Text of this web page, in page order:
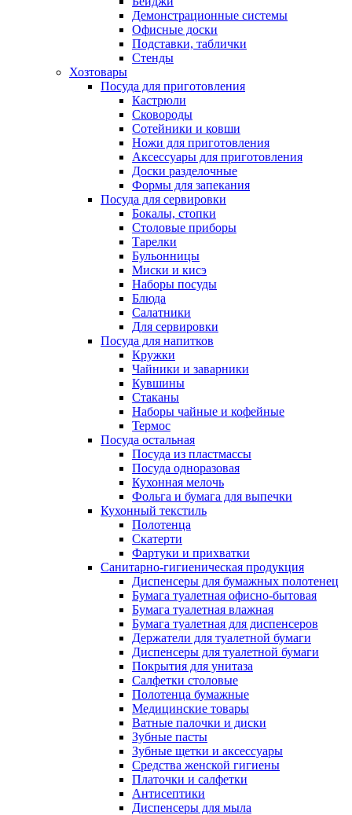
Демонстрационные системы
Офисные доски
Подставки, таблички
Стенды
Хозтовары
Посуда для приготовления
Кастрюли
Сковороды
Сотейники и ковши
Ножи для приготовления
Аксессуары для приготовления
Доски разделочные
Формы для запекания
Посуда для сервировки
Бокалы, стопки
Столовые приборы
Тарелки
Бульонницы
Миски и кисэ
Наборы посуды
Блюда
Салатники
Для сервировки
Посуда для напитков
Кружки
Чайники и заварники
Кувшины
Стаканы
Наборы чайные и кофейные
Термос
Посуда остальная
Посуда из пластмассы
Посуда одноразовая
Кухонная мелочь
Фольга и бумага для выпечки
Кухонный текстиль
Полотенца
Скатерти
Фартуки и прихватки
Санитарно-гигиеническая продукция
Диспенсеры для бумажных полотенец
Бумага туалетная офисно-бытовая
Бумага туалетная влажная
Бумага туалетная для диспенсеров
Держатели для туалетной бумаги
Диспенсеры для туалетной бумаги
Покрытия для унитаза
Салфетки столовые
Полотенца бумажные
Медицинские товары
Ватные палочки и диски
Зубные пасты
Зубные щетки и аксессуары
Средства женской гигиены
Платочки и салфетки
Антисептики
Диспенсеры для мыла